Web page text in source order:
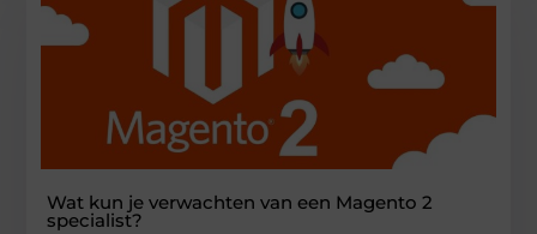
Wat kun je verwachten van een Magento 2
specialist?